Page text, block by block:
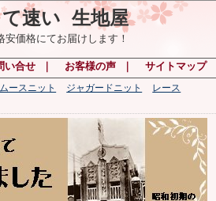
速い 生地屋
価格にてお届けします！
い合せ お客様の声 サイトマップ
ースニット ジャガードニット
レース